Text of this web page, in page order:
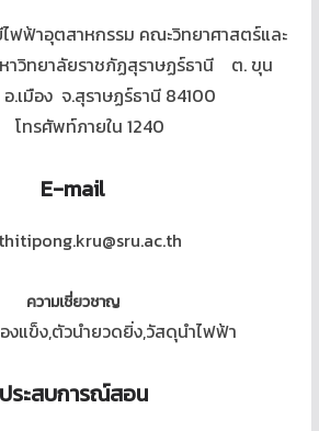
ไฟฟ้าอุตสาหกรรม คณะวิทยาศาสตร์และ
าวิทยาลัยราชภัฏสุราษฏร์ธานี ต. ขุน
อ.เมือง จ.สุราษฏร์ธานี 84100
โทรศัพท์ภายใน 1240
E-mail
thitipong.kru@sru.ac.th
ความเชี่ยวชาญ
แข็ง,ตัวนำยวดยิ่ง,วัสดุนำไฟฟ้า
ประสบการณ์สอน